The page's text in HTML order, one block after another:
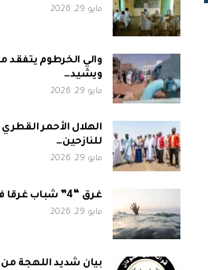
مايو 29, 2026
والي الخرطوم يتفقد
ويشيد…
مايو 29, 2026
الهلال الأحمر
للنازحين…
مايو 29, 2026
غرق “4” شباب غرقا في جزيرة الرمل…
مايو 29, 2026
بيان شديد اللهجة